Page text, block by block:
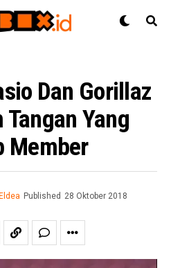
Dan Gorillaz
Yang
Member
Published 28 Oktober 2018